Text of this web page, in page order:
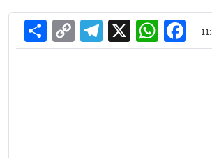
Facebook
WhatsApp
X
Link